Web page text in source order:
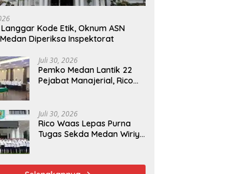
Kode Etik, Oknum ASN
Diperiksa Inspektorat
Juli 30, 2026
Pemko Medan Lantik 22
Pejabat Manajerial, Rico
Transparan
Juli 30, 2026
Rico Waas Lepas Purna
Tugas Sekda Medan Wiriya
Berakhir